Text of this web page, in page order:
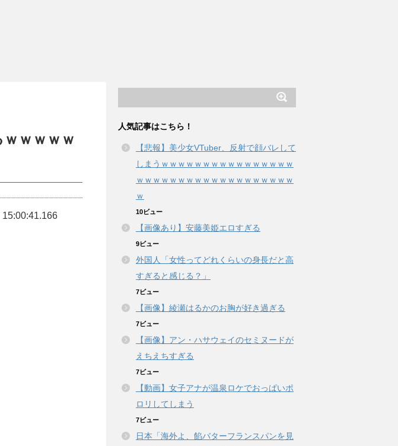
ｗｗｗｗ
15:00:41.166
人気記事はこちら！
【悲報】美少女VTuber、反射で顔バレして
しまうｗｗｗｗｗｗｗｗｗｗｗｗｗｗｗｗ
ｗｗｗｗｗｗｗｗｗｗｗｗｗｗｗｗｗｗｗ
ｗ
10ビュー
【画像あり】安藤美姫エロすぎる
9ビュー
外国人「女性ってどれくらいの身長だと高
すぎると感じる？」
7ビュー
【画像】綾瀬はるかのお胸が好き過ぎる
7ビュー
【画像】アン・ハサウェイのセミヌードが
えちえちすぎる
7ビュー
【動画】女子アナが温泉ロケでおっぱいポ
ロリしてしまう
7ビュー
日本「海外よ、餡バターフランスパンを見